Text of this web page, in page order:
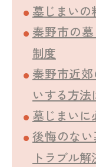
墓じまいの
秦野市の
制度
秦野市近
いする方法
墓じまいに
後悔のな
トラブル